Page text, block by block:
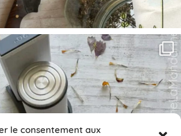
le consentement aux